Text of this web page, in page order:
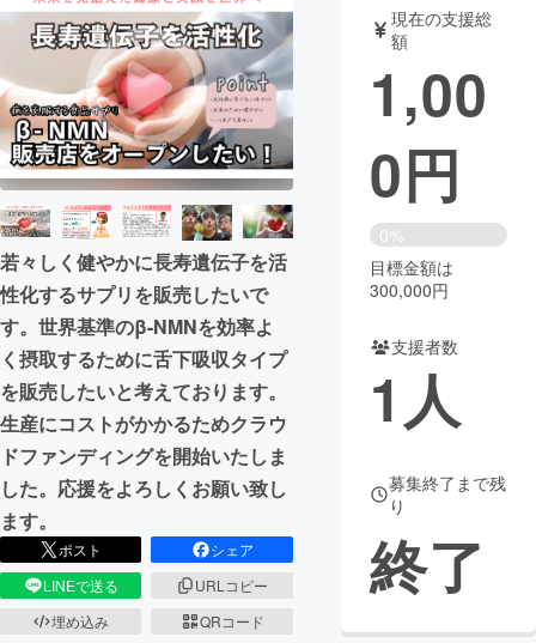
アート・写真 音楽
テクノロジー・ガジェット ゲーム・サ
映像・映画 書籍・雑誌
ビジネス・起業 チャレンジ
まちづくり・地域活性化
CAMPFIRE for Social Good
CAMPFIRE Creation
CAMPFIREふるさと納税
コミュニティ
若々しく健やかに長寿遺伝子を活
性化するサプリを販売したいで
す。世界基準のβ-NMNを効率よ
く摂取するために舌下吸収タイプ
を販売したいと考えております。
生産にコストがかかるためクラウ
ドファンディングを開始いたしま
した。応援をよろしくお願い致し
ます。
ポスト
シェア
LINEで送る
URLコピー
埋め込み
QRコード
現在の支援総
額
1,00
0円
0%
目標金額は
300,000円
支援者数
1人
募集終了まで残
り
終了